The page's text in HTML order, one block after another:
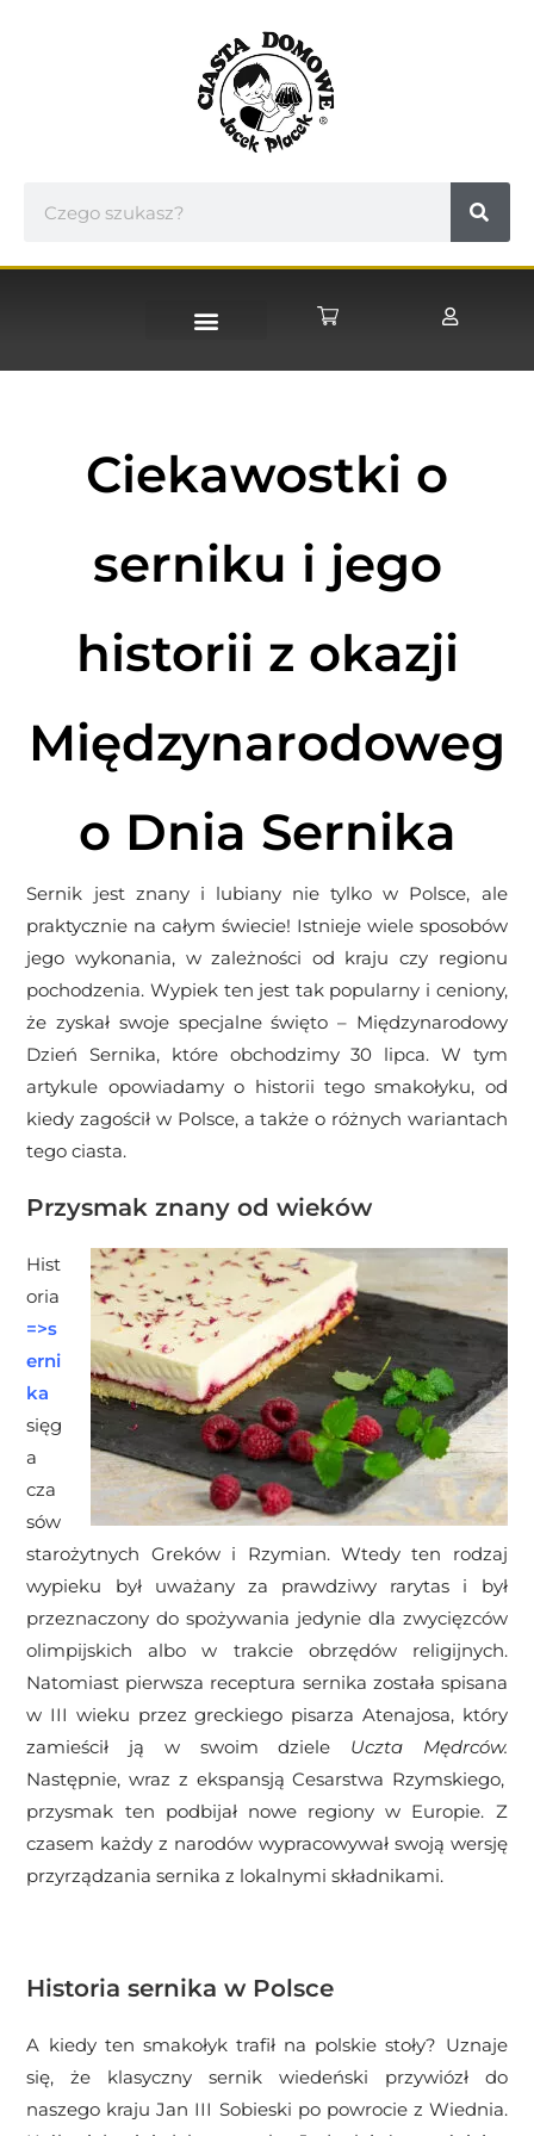
Ciekawostki o
serniku i jego
historii z okazji
Międzynarodoweg
o Dnia Sernika
Sernik jest znany i lubiany nie tylko w Polsce, ale
praktycznie na całym świecie! Istnieje wiele sposobów
jego wykonania, w zależności od kraju czy regionu
pochodzenia. Wypiek ten jest tak popularny i ceniony,
że zyskał swoje specjalne święto – Międzynarodowy
Dzień Sernika, które obchodzimy 30 lipca. W tym
artykule opowiadamy o historii tego smakołyku, od
kiedy zagościł w Polsce, a także o różnych wariantach
tego ciasta.
Przysmak znany od wieków
Hist
oria
=>s
erni
ka
sięg
a
cza
sów
starożytnych Greków i Rzymian. Wtedy ten rodzaj
wypieku był uważany za prawdziwy rarytas i był
przeznaczony do spożywania jedynie dla zwycięzców
olimpijskich albo w trakcie obrzędów religijnych.
Natomiast pierwsza receptura sernika została spisana
w III wieku przez greckiego pisarza Atenajosa, który
zamieścił ją w swoim dziele Uczta Mędrców.
Następnie, wraz z ekspansją Cesarstwa Rzymskiego,
przysmak ten podbijał nowe regiony w Europie. Z
czasem każdy z narodów wypracowywał swoją wersję
przyrządzania sernika z lokalnymi składnikami.
Historia sernika w Polsce
A kiedy ten smakołyk trafił na polskie stoły? Uznaje
się, że klasyczny sernik wiedeński przywiózł do
naszego kraju Jan III Sobieski po powrocie z Wiednia.